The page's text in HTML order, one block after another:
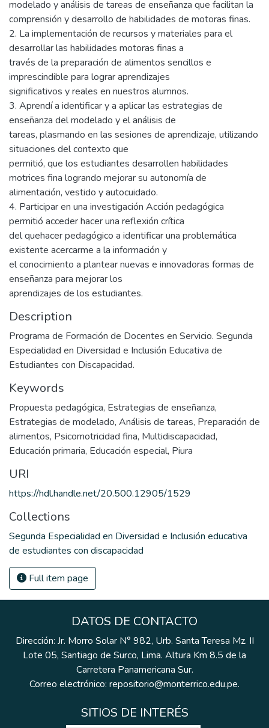
modelado y análisis de tareas de enseñanza que facilitan la
comprensión y desarrollo de habilidades de motoras finas.
2. La implementación de recursos y materiales para el
desarrollar las habilidades motoras finas a
través de la preparación de alimentos sencillos e
imprescindible para lograr aprendizajes
significativos y reales en nuestros alumnos.
3. Aprendí a identificar y a aplicar las estrategias de
enseñanza del modelado y el análisis de
tareas, plasmando en las sesiones de aprendizaje, utilizando
situaciones del contexto que
permitió, que los estudiantes desarrollen habilidades
motrices fina logrando mejorar su autonomía de
alimentación, vestido y autocuidado.
4. Participar en una investigación Acción pedagógica
permitió acceder hacer una reflexión crítica
del quehacer pedagógico a identificar una problemática
existente acercarme a la información y
el conocimiento a plantear nuevas e innovadoras formas de
enseñanza para mejorar los
aprendizajes de los estudiantes.
Description
Programa de Formación de Docentes en Servicio. Segunda
Especialidad en Diversidad e Inclusión Educativa de
Estudiantes con Discapacidad.
Keywords
Propuesta pedagógica, Estrategias de enseñanza,
Estrategias de modelado, Análisis de tareas, Preparación de
alimentos, Psicomotricidad fina, Multidiscapacidad,
Educación primaria, Educación especial, Piura
URI
https://hdl.handle.net/20.500.12905/1529
Collections
Segunda Especialidad en Diversidad e Inclusión educativa
de estudiantes con discapacidad
Full item page
DATOS DE CONTACTO
Dirección: Jr. Morro Solar N° 982, Urb. Santa Teresa Mz. II
Lote 05, Santiago de Surco, Lima. Altura Km 8.5 de la
Carretera Panamericana Sur.
Correo electrónico: repositorio@monterrico.edu.pe.
SITIOS DE INTERÉS